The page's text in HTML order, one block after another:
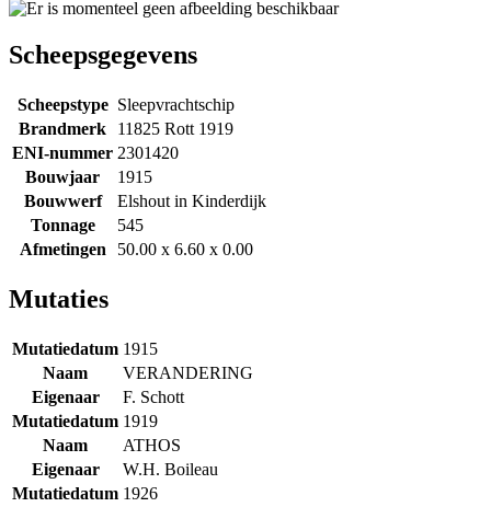
Scheepsgegevens
Scheepstype Sleepvrachtschip
Brandmerk
11825 Rott 1919
ENI-nummer 2301420
Bouwjaar
1915
Bouwwerf
Elshout in Kinderdijk
Tonnage
545
Afmetingen
50.00 x 6.60 x 0.00
Mutaties
Mutatiedatum 1915
Naam
VERANDERING
Eigenaar
F. Schott
Mutatiedatum 1919
Naam
ATHOS
Eigenaar
W.H. Boileau
Mutatiedatum 1926